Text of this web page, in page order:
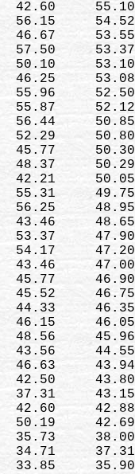
55.10
56.15     54.52
46.67     53.55
57.50     53.37
50.10     53.10
46.25     53.08
55.96     52.50
55.87     52.12
56.44     50.85
52.29     50.80
45.77     50.30
48.37     50.29
42.21     50.05
55.31     49.75
56.25     48.95
43.46     48.65
53.37     47.90
54.17     47.20
43.46     47.00
45.77     46.90
45.52     46.75
44.33     46.35
46.15     46.05
48.56     45.96
43.56     44.55
46.63     43.94
43.80
37.31     43.15
42.60     42.88
50.19     42.69
35.73     38.00
34.71     37.31
33.85     35.90